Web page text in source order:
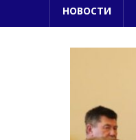
НОВОСТИ